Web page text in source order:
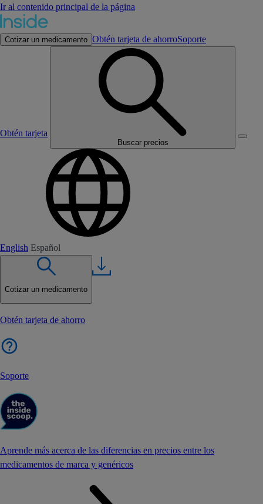
Ir al contenido principal de la página
Cotizar un medicamento Obtén tarjeta de ahorroSoporte
Obtén tarjeta
Buscar precios
English Español
Cotizar un medicamento
Obtén tarjeta de ahorro
Soporte
Aprende más acerca de las diferencias en precios entre los
medicamentos de marca y genéricos